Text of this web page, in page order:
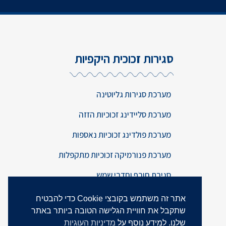
סגירות זכוכית היקפיות
מערכת סגירות גליוטינה
מערכת סליידינג זכוכיות הזזה
מערכת פולדינג זכוכיות נאספות
מערכת פנורמיקה זכוכיות מתקפלות
סגירת חורף וחדרי שמש
אתר זה משתמש בקובצי Cookie כדי להבטיח
שתקבל את חוויית הגלישה הטובה ביותר באתר
שלנו. למידע נוסף על מדיניות העוגיות